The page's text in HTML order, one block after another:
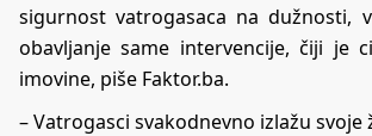
sigurnost vatrogasaca na dužnosti,
obavljanje same intervencije, čiji je
imovine, piše Faktor.ba.
– Vatrogasci svakodnevno izlažu